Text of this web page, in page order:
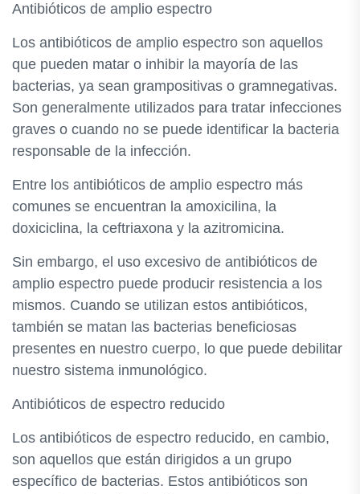
Antibióticos de amplio espectro
Los antibióticos de amplio espectro son aquellos
que pueden matar o inhibir la mayoría de las
bacterias, ya sean grampositivas o gramnegativas.
Son generalmente utilizados para tratar infecciones
graves o cuando no se puede identificar la bacteria
responsable de la infección.
Entre los antibióticos de amplio espectro más
comunes se encuentran la amoxicilina, la
doxiciclina, la ceftriaxona y la azitromicina.
Sin embargo, el uso excesivo de antibióticos de
amplio espectro puede producir resistencia a los
mismos. Cuando se utilizan estos antibióticos,
también se matan las bacterias beneficiosas
presentes en nuestro cuerpo, lo que puede debilitar
nuestro sistema inmunológico.
Antibióticos de espectro reducido
Los antibióticos de espectro reducido, en cambio,
son aquellos que están dirigidos a un grupo
específico de bacterias. Estos antibióticos son